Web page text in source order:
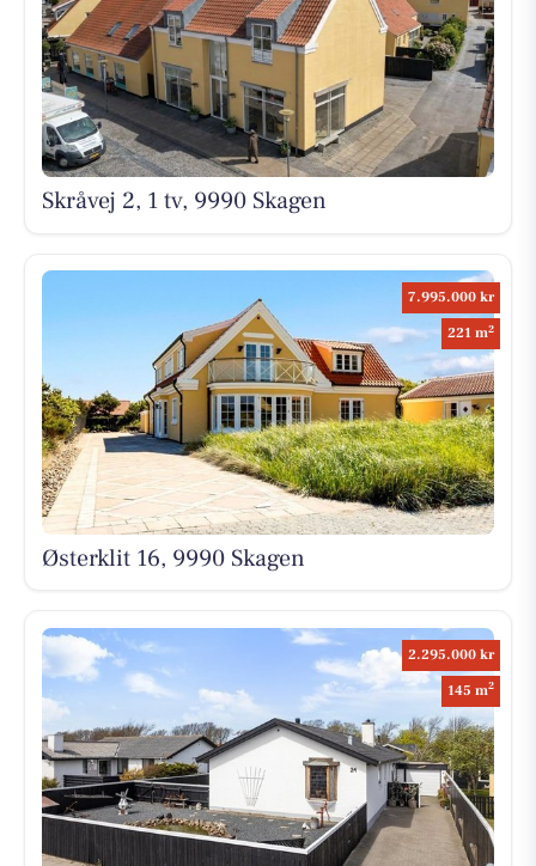
Skråvej 2, 1 tv, 9990 Skagen
7.995.000 kr
221 m2
Østerklit 16, 9990 Skagen
2.295.000 kr
145 m2